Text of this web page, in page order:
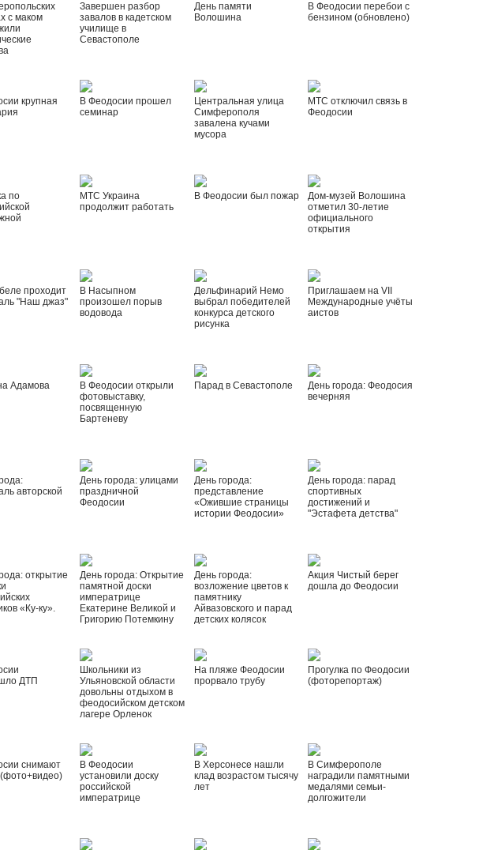
с маком
Завершен разбор
завалов в кадетском
училище в
Севастополе
День памяти
Волошина
В Феодосии перебои с
бензином (обновлено)
крупная
В Феодосии прошел
семинар
Центральная улица
Симферополя
завалена кучами
мусора
МТС отключил связь в
Феодосии
по
МТС Украина
продолжит работать
В Феодосии был пожар
Дом-музей Волошина
отметил 30-летие
официального
открытия
проходит
"Наш джаз"
В Насыпном
произошел порыв
водовода
Дельфинарий Немо
выбрал победителей
конкурса детского
рисунка
Приглашаем на VII
Международные учёты
аистов
Адамова
В Феодосии открыли
фотовыставку,
посвященную
Бартеневу
Парад в Севастополе
День города: Феодосия
вечерняя
авторской
День города: улицами
праздничной
Феодосии
День города:
представление
«Ожившие страницы
истории Феодосии»
День города: парад
спортивных
достижений и
"Эстафета детства"
открытие
«Ку-ку».
День города: Открытие
памятной доски
императрице
Екатерине Великой и
Григорию Потемкину
День города:
возложение цветов к
памятнику
Айвазовского и парад
детских колясок
Акция Чистый берег
дошла до Феодосии
ДТП
Школьники из
Ульяновской области
довольны отдыхом в
феодосийском детском
лагере Орленок
На пляже Феодосии
прорвало трубу
Прогулка по Феодосии
(фоторепортаж)
снимают
В Феодосии
установили доску
российской
императрице
В Херсонесе нашли
клад возрастом тысячу
лет
В Симферополе
наградили памятными
медалями семьи-
долгожители